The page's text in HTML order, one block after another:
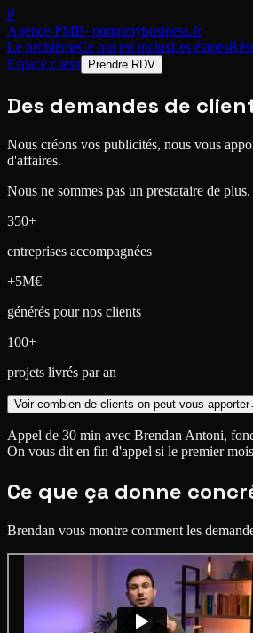
P
Agence PMB· pumpmybusiness.fr
Le problèmeCe qui est inclusLes étapes
Espace client
Prendre RDV
Des demandes de
Nous créons vos publicités, nous vous
d'affaires.
Nous ne sommes pas un prestataire de
350+
entreprises accompagnées
+5M€
générés pour nos clients
100+
projets livrés par an
Voir combien de clients on peut vous apporter
Appel de 30 min avec Brendan Antoni,
On vous dit en fin d'appel si le premier
Ce que ça donne
Brendan vous montre comment les